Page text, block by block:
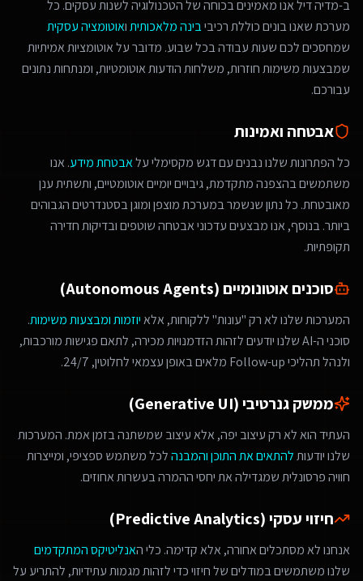
ב-מדיה דיל אנו מאמינים בכוחה של הטכנולוגיה לשנות עסקים. כל
מערכת שאנו בונים כוללת רכיביבינה מלאכותיתואוטומציה עסקית
שמחסכים לכם שעות עבודה בכל שבוע. מדובר על אוטומציות אמיתיות
שמבצעות משימות חוזרות, משלחות הודעות אוטומטיות, ומנתחות נתונים
עבורכם.
אבטחה ואמינות
כל הפתרונות שלנו נבנים עם דגש מקסימלי עלאבטחת מידע. אנו
משתמשים בהצפנה מתקדמת, גיבויים יומיים אוטומטיים, ותשתית ענן
מאובטחת. כל נתון שנשמר במערכת מוצפן ומוגן בסטנדרטים הגבוהים
ביותר. בנוסף, אנו מבצעים עדכוני אבטחה שוטפים ובדיקות חדירה
תקופתיות.
סוכנים אוטונומיים (Autonomous Agents)
המערכות שלנו לא רק "עונות" ללקוחות, אלאיוזמות ומבצעות משימות.
סוכני ה-AI שלנו יודעים לזהות הזדמנויות מכירה, לתאם פגישות מורכבות,
ולנהל תהליכי Follow-up מלאים באופן עצמאי לחלוטין, 24/7.
ממשק גנרטיבי (Generative UI)
העתיד הוא לא רק עיצוב יפה, אלא עיצוב שמשתנה בזמן אמת. המערכות
שלנו יודעותלהתאים את התוכן והמבנהלכל משתמש ספציפי, ומייצרות
חוויה פרסונלית שמגדילה את יחסי ההמרה בעשרות אחוזים.
חיזוי עסקי (Predictive Analytics)
אנחנו לא מסתכלים אחורה, אלא קדימה. כלי האנליטיקס המתקדמים
שלנו משתמשים במודלים של חיזוי כדי לזהות מגמות עתידיות, להתריע על